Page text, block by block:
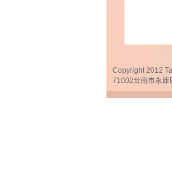
Copyright 2012
71002台南市永